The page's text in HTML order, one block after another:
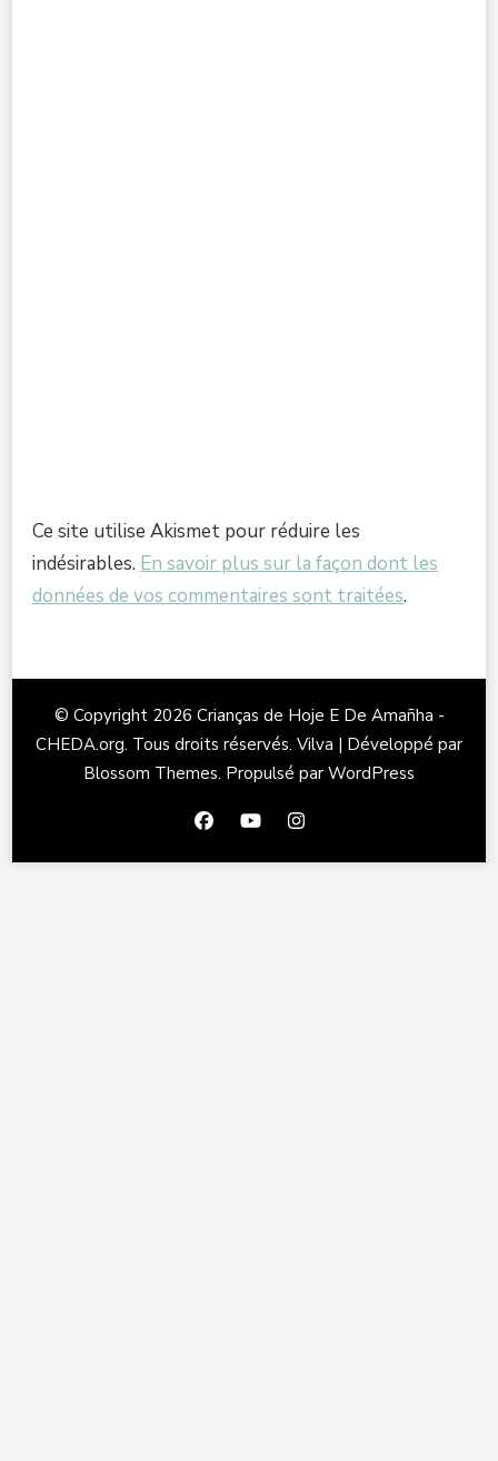
Ce site utilise Akismet pour réduire les
indésirables. En savoir plus sur la façon dont les
données de vos commentaires sont traitées.
© Copyright 2026 Crianças de Hoje E De Amañha -
CHEDA.org. Tous droits réservés. Vilva | Développé par
Blossom Themes. Propulsé par WordPress